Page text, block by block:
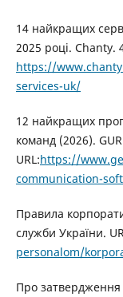
14 найкращих
2025 році. Chanty.
https://
services-uk/
12 найкращих
команд (2026).
URL:https://
communication-
Правила
служби України.
personalom/
Про затвердження